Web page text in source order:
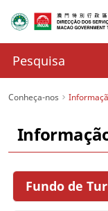
Conheça-nos
Fundo de